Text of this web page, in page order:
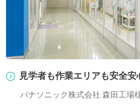
⾒学者も作業エリアも安全安
パナソニック株式会社 森田工場